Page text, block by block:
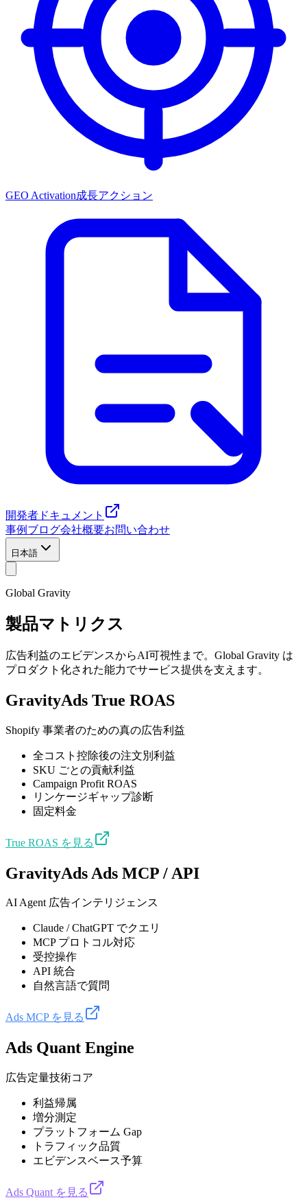
GEO Activation成長アクション
開発者ドキュメント
事例 ブログ会社概要お問い合わせ
日本語
Global Gravity
製品マトリクス
広告利益のエビデンスからAI可視性まで。Global Gravity は
プロダクト化された能力でサービス提供を支えます。
GravityAds True ROAS
Shopify 事業者のための真の広告利益
全コスト控除後の注文別利益
SKU ごとの貢献利益
Campaign Profit ROAS
リンケージギャップ診断
固定料金
True ROAS を見る
GravityAds Ads MCP / API
AI Agent 広告インテリジェンス
Claude / ChatGPT でクエリ
MCP プロトコル対応
受控操作
API 統合
自然言語で質問
Ads MCP を見る
Ads Quant Engine
広告定量技術コア
利益帰属
増分測定
プラットフォーム Gap
トラフィック品質
エビデンスベース予算
Ads Quant を見る